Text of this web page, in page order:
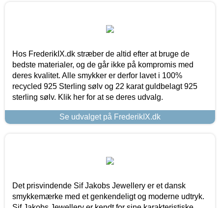
Hos FrederikIX.dk stræber de altid efter at bruge de
bedste materialer, og de går ikke på kompromis med
deres kvalitet. Alle smykker er derfor lavet i 100%
recycled 925 Sterling sølv og 22 karat guldbelagt 925
sterling sølv. Klik her for at se deres udvalg.
Se udvalget på FrederikIX.dk
Det prisvindende Sif Jakobs Jewellery er et dansk
smykkemærke med et genkendeligt og moderne udtryk.